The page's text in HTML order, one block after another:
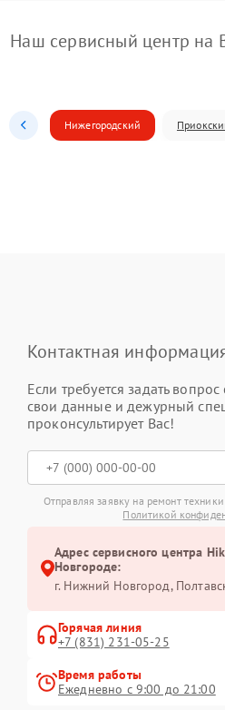
Наш сервисный центр на
Нижегородский
Контактная
Если требуется задать вопрос
свои данные и дежурный
проконсультирует Вас!
Отправляя заявку на ремонт
Политикой
Адрес сервисного центра
Новгороде:
г. Нижний Новгород,
Горячая линия
+7 (831) 231-05-25
Время работы
Ежедневно с 9:00 до 21:00